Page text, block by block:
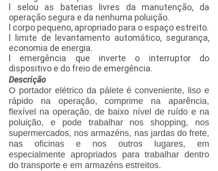
l selou as baterias livres da manutenção, da
operação segura e da nenhuma poluição.
l corpo pequeno, apropriado para o espaço estreito.
l limite de levantamento automático, segurança,
economia de energia.
l emergência que inverte o interruptor do
dispositivo e do freio de emergência.
Descrição
O portador elétrico da pálete é conveniente, liso e
rápido na operação, comprime na aparência,
flexível na operação, de baixo nível de ruído e na
poluição, e pode trabalhar nos shopping, nos
supermercados, nos armazéns, nas jardas do frete,
nas oficinas e nos outros lugares, em
especialmente apropriados para trabalhar dentro
do transporte e em armazéns estreitos.